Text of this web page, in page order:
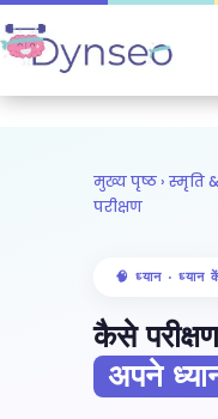
मुख्य पृष्ठ›स्मृति
परीक्षण
🧠 ध्यान · ध्यान
कैसे
अपने